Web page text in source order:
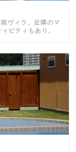
ヴィラ。近隣のマ
ビティもあり。